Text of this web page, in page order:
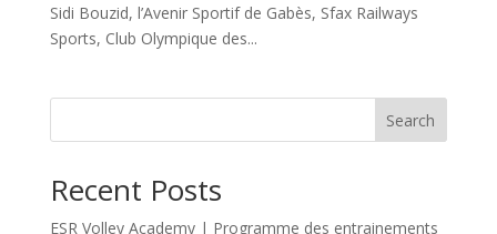
Sidi Bouzid, l’Avenir Sportif de Gabès, Sfax Railways
Sports, Club Olympique des...
Search
Recent Posts
ESR Volley Academy | Programme des entrainements